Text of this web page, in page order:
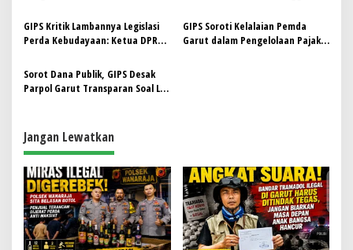
p
o
s
Demi Anak-Anak Kita”
GIPS Kritik Lambannya Legislasi
Perda Kebudayaan: Ketua DPRD
Agenda Strategis
GIPS Soroti Kelalaian Pemda
Garut dalam Pengelolaan Pajak
Sorot Dana Publik, GIPS Desak
Parpol Garut Transparan Soal LPJ
Jangan Lewatkan